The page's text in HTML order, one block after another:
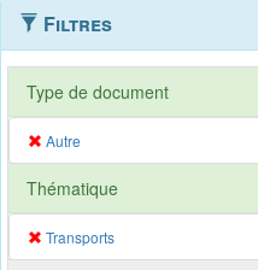
Filtres
Type de document
Autre
Thématique
Transports